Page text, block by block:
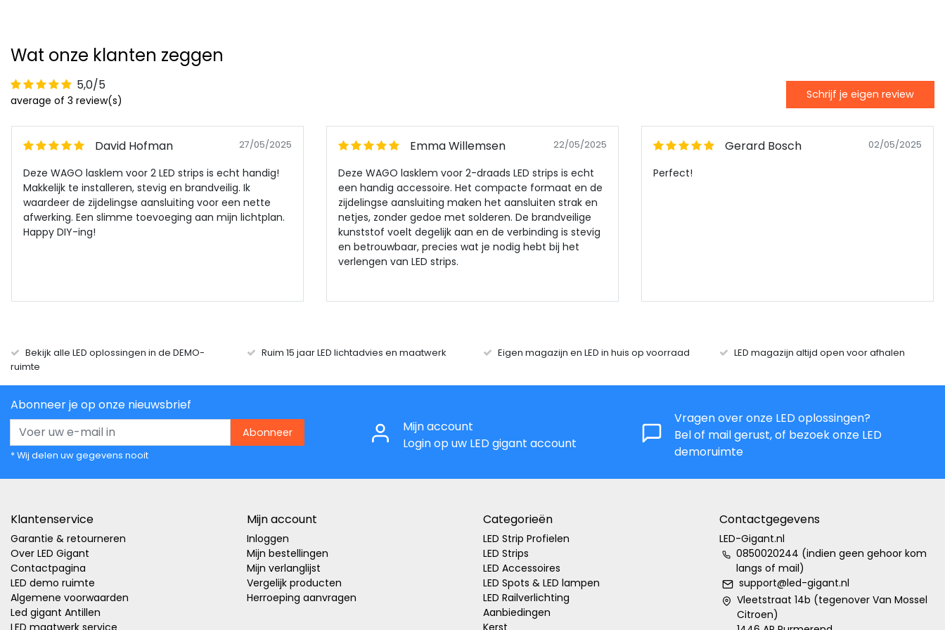
Wat onze klanten zeggen
5,0/5
average of 3 review(s) Schrijf je eigen review
David Hofman 27/05/2025
Deze WAGO lasklem voor 2 LED strips is echt handig!
Makkelijk te installeren, stevig en brandveilig. Ik
waardeer de zijdelingse aansluiting voor een nette
afwerking. Een slimme toevoeging aan mijn lichtplan.
Happy DIY-ing!
Emma Willemsen 22/05/2025
Deze WAGO lasklem voor 2-draads LED strips is echt
een handig accessoire. Het compacte formaat en de
zijdelingse aansluiting maken het aansluiten strak en
netjes, zonder gedoe met solderen. De brandveilige
kunststof voelt degelijk aan en de verbinding is stevig
en betrouwbaar, precies wat je nodig hebt bij het
verlengen van LED strips.
Gerard Bosch 02/05/2025
Perfect!
Bekijk alle LED oplossingen in de DEMO-
ruimte
Ruim 15 jaar LED lichtadvies en maatwerk Eigen magazijn en LED in huis op voorraad LED magazijn altijd open voor afhalen
Abonneer je op onze nieuwsbrief
Abonneer
* Wij delen uw gegevens nooit
Mijn account
Login op uw LED gigant account
Vragen over onze LED oplossingen?
Bel of mail gerust, of bezoek onze LED
demoruimte
Klantenservice
Garantie & retourneren
Over LED Gigant
Contactpagina
LED demo ruimte
Algemene voorwaarden
Led gigant Antillen
LED maatwerk service
Mijn account
Inloggen
Mijn bestellingen
Mijn verlanglijst
Vergelijk producten
Herroeping aanvragen
Categorieën
LED Strip Profielen
LED Strips
LED Accessoires
LED Spots & LED lampen
LED Railverlichting
Aanbiedingen
Kerst
Contactgegevens
LED-Gigant.nl
0850020244 (indien geen gehoor kom
langs of mail)
support@led-gigant.nl
Vleetstraat 14b (tegenover Van Mossel
Citroen)